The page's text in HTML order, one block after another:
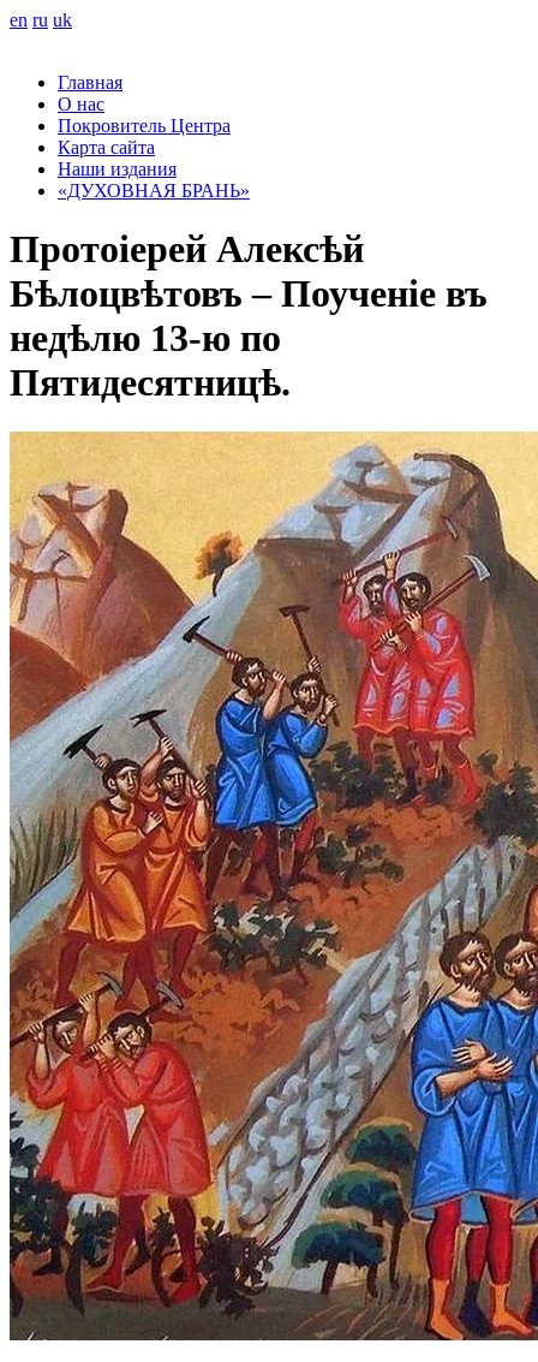
en ru uk
Главная
О нас
Покровитель Центра
Карта сайта
Наши издания
«ДУХОВНАЯ БРАНЬ»
Протоіерей Алексѣй
Бѣлоцвѣтовъ – Поученіе въ
недѣлю 13-ю по
Пятидесятницѣ.